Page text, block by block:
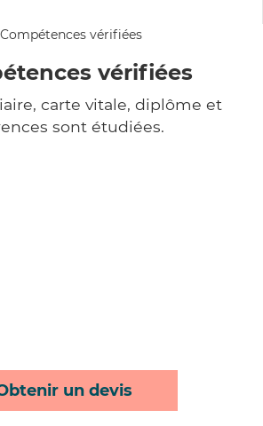
vérifiées
carte vitale, diplôme et
sont étudiées.
un devis